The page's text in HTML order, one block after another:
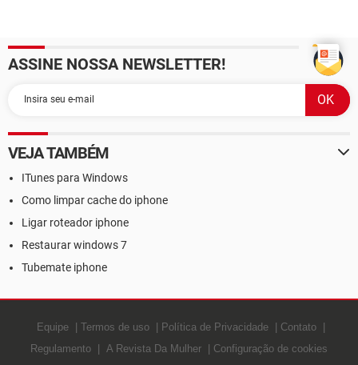
ASSINE NOSSA NEWSLETTER!
VEJA TAMBÉM
ITunes para Windows
Como limpar cache do iphone
Ligar roteador iphone
Restaurar windows 7
Tubemate iphone
Equipe Termos de uso Política de Privacidade
Contato
Regulamento
A Revista Da Mulher Configuração de cookies